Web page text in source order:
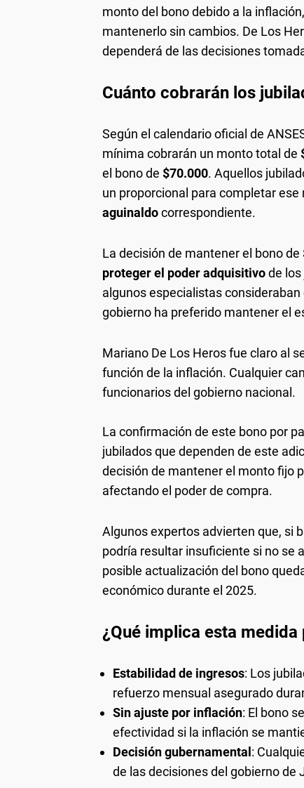
monto del bono debido a la
mantenerlo sin cambios. De Los
dependerá de las decisiones
Cuánto cobrarán los
Según el calendario oficial de
mínima cobrarán un monto total de
el bono de $70.000. Aquellos
un proporcional para completar
aguinaldocorrespondiente.
La decisión de mantener el bono de
proteger el poder adquisitivode
algunos especialistas
gobierno ha preferido mantener el
Mariano De Los Heros fue claro al
función de la inflación. Cualquier
funcionarios del gobierno nacional.
La confirmación de este bono por
jubilados que dependen de este
decisión de mantener el monto fijo
afectando el poder de compra.
Algunos expertos advierten que, si
podría resultar insuficiente si no se
posible actualización del bono
económico durante el 2025.
¿Qué implica esta
Estabilidad de ingresos: Los
refuerzo mensual asegurado
Sin ajuste por inflación: El bono
efectividad si la inflación se
Decisión gubernamental:
de las decisiones del gobierno de